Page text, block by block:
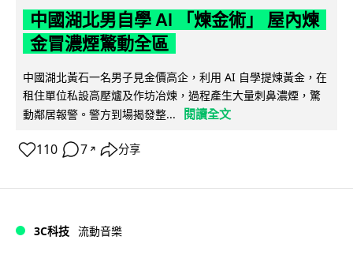
中國湖北男自學 AI 「煉金術」 屋內煉
金冒濃煙驚動全區
中國湖北黃石一名男子見金價高企，利用 AI 自學提煉黃金，在
租住單位私設高壓爐及作坊冶煉，過程產生大量刺鼻濃煙，驚
動鄰居報警。警方到場揭發整...
閱讀全文
110 7 ↗ 分享
3C科技 流動音樂